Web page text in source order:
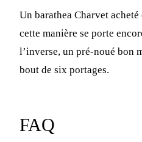
Un barathea Charvet
cette manière se porte
l’inverse, un pré-noué bon
bout de six portages.
FAQ